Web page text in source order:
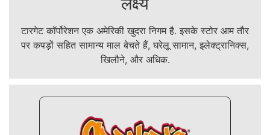
टारगेट कॉर्पोरेशन एक अमेरिकी खुदरा निगम है. इसके स्टोर आम तौर
पर कपड़ों सहित सामान्य माल बेचते हैं, घरेलू सामान, इलेक्ट्रानिक्स,
खिलौने, और अधिक.